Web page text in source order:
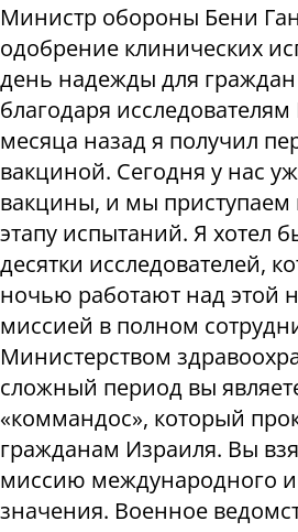
Министр обороны Бени
одобрение клинических
день надежды для
благодаря
месяца назад я получил
вакциной. Сегодня у нас
вакцины, и мы
этапу испытаний. Я хотел
десятки исследователей,
ночью работают над этой
миссией в полном
Министерством
сложный период вы
«коммандос», который
гражданам Израиля. Вы
миссию международного и
значения. Военное